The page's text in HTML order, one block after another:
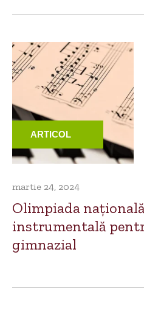
ARTICOL
martie 24, 2024
Olimpiada
instrumentală
gimnazial